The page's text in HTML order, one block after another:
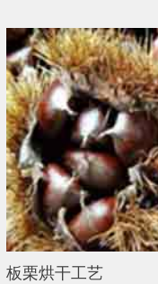
板栗烘干工艺